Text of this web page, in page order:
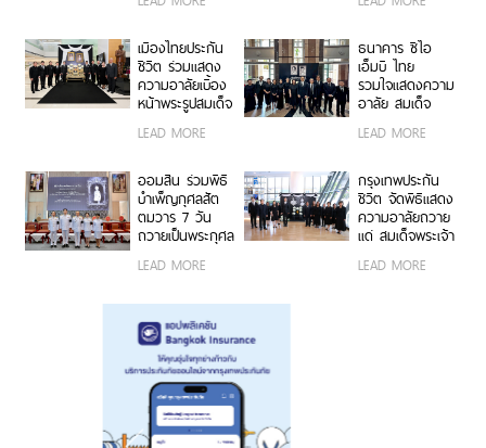
ที่สุดมิได้ ถวาย
ลูกเธอ เจ้าฟ้าพัช
รกิติยาภา นเรนทิ
ราเทพยวดี กรม
หลวงราชสาริณี
สิริพัชร มหาวัชร
ราชธิดา
อดีตเจ้าอาวาสวัด
กาญจนาภิเษก
เมืองไทยประกัน
ชีวิต ร่วมแสดง
ความอาลัยเบื้อง
หน้าพระรูปสมเด็จ
พระเจ้าลูกเธอ
เจ้าฟ้าพัชรกิติยา
เทพยวดี กรม
หลวงราชสาริณี
สิริพัชร มหาวัชร
ราชธิดา
LEAD MORE
ธนาคาร ซีไอ
เอ็มบี ไทย
รวมใจแสดงความ
อาลัย สมเด็จ
เจ้าฟ้าพัชรกิติยา
LEAD MORE
ออมสิน ร่วมพิธี
บำเพ็ญกุศลสัต
ตมวาร 7 วัน
ถวายเป็นพระกุศล
ลูกเธอ เจ้าฟ้าพัช
ราเทพยวดี กรม
หลวงราชสาริณี
สิริพัชร มหาวัชร
ราชธิดา
LEAD MORE
กรุงเทพประกัน
ชีวิต จัดพิธีแสดง
ความอาลัยถวาย
แด่ สมเด็จพระเจ้า
รกิติยาภา นเรนทิ
LEAD MORE